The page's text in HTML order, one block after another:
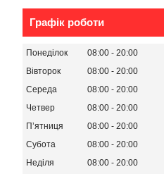
Графік роботи
Понеділок 08:00
20:00
Вівторок
08:00
20:00
Середа
08:00
20:00
Четвер
08:00
20:00
Пʼятниця
08:00
20:00
Субота
08:00
20:00
Неділя
08:00 20:00